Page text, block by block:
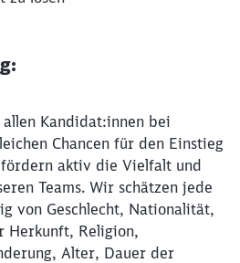
Kandidat:innen bei
Chancen für den Einstieg
aktiv die Vielfalt und
Teams. Wir schätzen jede
von Geschlecht, Nationalität,
Herkunft, Religion,
Alter, Dauer der